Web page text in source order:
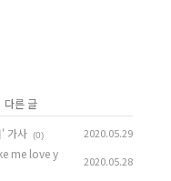
다른 글
가사 (0) 2020.05.29
me love y
2020.05.28